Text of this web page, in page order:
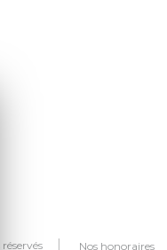
Nos honoraires